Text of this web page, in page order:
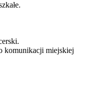
komunikacji miejskiej